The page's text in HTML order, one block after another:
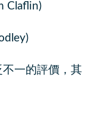
Claflin)
一的評價，其